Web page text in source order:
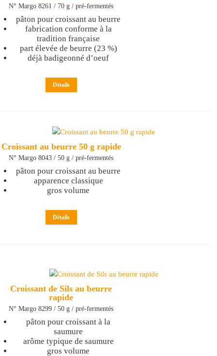
N° Margo 8261 / 70 g / pré-fermentés
pâton pour croissant au beurre
fabrication conforme à la
tradition française
part élevée de beurre (23 %)
déjà badigeonné d’oeuf
Détails
Croissant au beurre 50 g rapide
N° Margo 8043 / 50 g / pré-fermentés
pâton pour croissant au beurre
apparence classique
gros volume
Détails
Croissant de Sils au beurre
rapide
N° Margo 8299 / 50 g / pré-fermentés
pâton pour croissant à la
saumure
arôme typique de saumure
gros volume